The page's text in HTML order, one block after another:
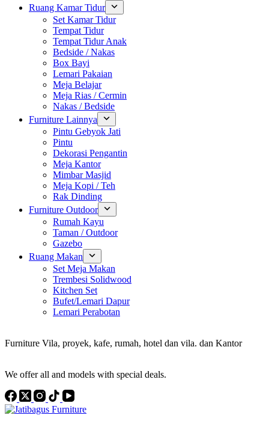
Ruang Kamar Tidur
Set Kamar Tidur
Tempat Tidur
Tempat Tidur Anak
Bedside / Nakas
Box Bayi
Lemari Pakaian
Meja Belajar
Meja Rias / Cermin
Nakas / Bedside
Furniture Lainnya
Pintu Gebyok Jati
Pintu
Dekorasi Pengantin
Meja Kantor
Mimbar Masjid
Meja Kopi / Teh
Rak Dinding
Furniture Outdoor
Rumah Kayu
Taman / Outdoor
Gazebo
Ruang Makan
Set Meja Makan
Trembesi Solidwood
Kitchen Set
Bufet/Lemari Dapur
Lemari Perabotan
Furniture Vila, proyek, kafe, rumah, hotel dan vila. dan Kantor
We offer all and models with special deals.